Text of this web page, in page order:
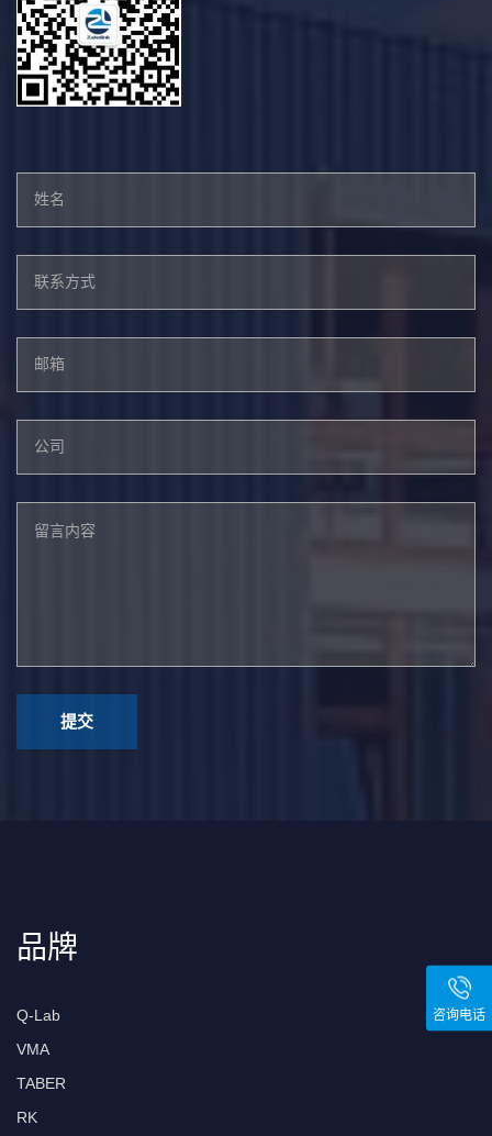
品牌
Q-Lab
VMA
TABER
RK
咨询电话